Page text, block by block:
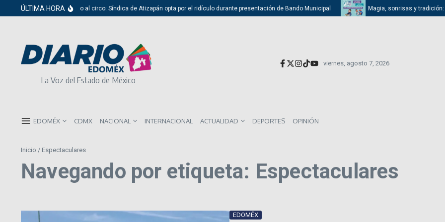
Saltar al contenido
ÚLTIMA HORADel cabildo al circo: Síndica de Atizapán opta por el ridículo durante presentación de Bando Municipal Magia, sonrisas y tradición:
La Voz del Estado de México
viernes, agosto 7, 2026
EDOMÉX CDMX NACIONAL INTERNACIONAL ACTUALIDAD DEPORTES OPINIÓN
Inicio / Espectaculares
Navegando por etiqueta: Espectaculares
EDOMÉX